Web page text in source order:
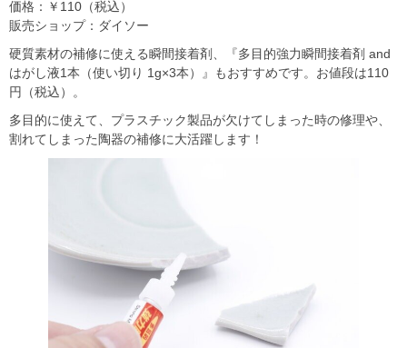
価格：￥110（税込）
販売ショップ：ダイソー
硬質素材の補修に使える瞬間接着剤、『多目的強力瞬間接着剤 and
はがし液1本（使い切り 1g×3本）』もおすすめです。お値段は110
円（税込）。
多目的に使えて、プラスチック製品が欠けてしまった時の修理や、
割れてしまった陶器の補修に大活躍します！